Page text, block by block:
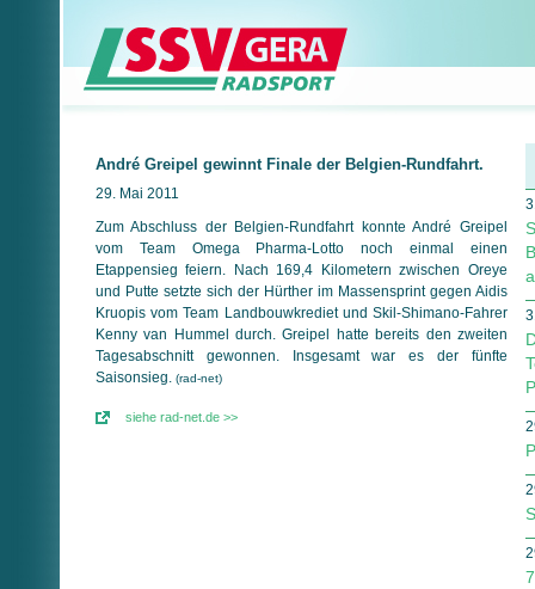
André Greipel gewinnt Finale der Belgien-Rundfahrt.
29. Mai 2011
Zum Abschluss der Belgien-Rundfahrt konnte André Greipel
vom Team Omega Pharma-Lotto noch einmal einen
Etappensieg feiern. Nach 169,4 Kilometern zwischen Oreye
und Putte setzte sich der Hürther im Massensprint gegen Aidis
Kruopis vom Team Landbouwkrediet und Skil-Shimano-Fahrer
Kenny van Hummel durch. Greipel hatte bereits den zweiten
Tagesabschnitt gewonnen. Insgesamt war es der fünfte
Saisonsieg. (rad-net)
siehe rad-net.de >>